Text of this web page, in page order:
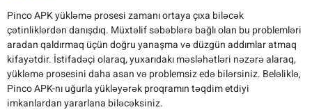
Pinco APK yükləmə prosesi zamanı ortaya çıxa biləcək
çətinliklərdən danışdıq. Müxtəlif səbəblərə bağlı olan bu problemləri
aradan qaldırmaq üçün doğru yanaşma və düzgün addımlar atmaq
kifayətdir. İstifadəçi olaraq, yuxarıdakı məsləhətləri nəzərə alaraq,
yükləmə prosesini daha asan və problemsiz edə bilərsiniz. Beləliklə,
Pinco APK-nı uğurla yükləyərək proqramın təqdim etdiyi
imkanlardan yararlana biləcəksiniz.